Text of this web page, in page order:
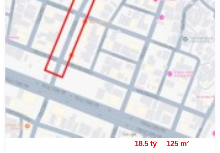
18.5 tỷ 125 m²